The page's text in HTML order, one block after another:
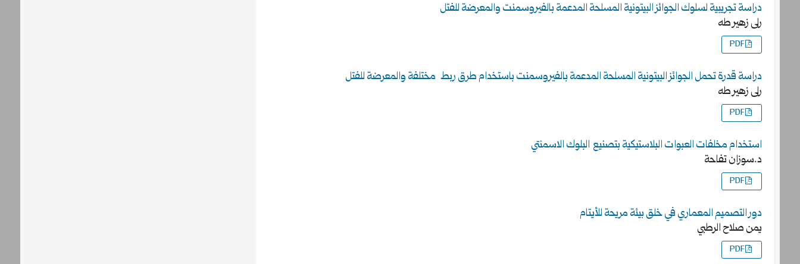
دراسة تجريبية لسلوك الجوائز البيتونية المسلحة المدعمة بالفيروسمنت والمعرضة للفتل
رلى زهير طه
PDF
دراسة قدرة تحمل الجوائز البيتونية المسلحة المدعمة بالفيروسمنت باستخدام طرق ربط مختلفة والمعرضة للفتل
رلى زهير طه
PDF
استخدام مخلفات العبوات البلاستيكية بتصنيع البلوك الاسمنتي
د.سوزان تفاحة
PDF
دور التصميم المعماري في خلق بيئة مريحة للأيتام
يمن صلاح الرطبي
PDF